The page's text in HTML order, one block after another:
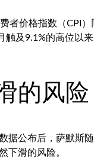
者价格指数（CPI）
触及9.1%的高位以
的风险
据公布后，萨默斯
下滑的风险。